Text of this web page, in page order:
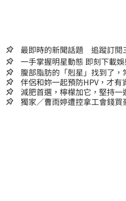
最即時的新聞話題 追蹤訂閱
一手掌握明星動態
腹部脂肪的「剋星」找到了
囊，瘦出小蠻腰
伴侶和妳一起預防HPV，才有
減肥首選，檸檬加它，堅持
人生
獨家／曹雨婷遭控拿工會錢